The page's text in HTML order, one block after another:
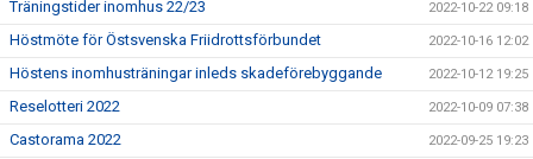
Träningstider inomhus 22/23 2022-10-22 09:18
Höstmöte för Östsvenska Friidrottsförbundet 2022-10-16 12:02
Höstens inomhusträningar inleds skadeförebyggande 2022-10-12 19:25
Reselotteri 2022 2022-10-09 07:38
Castorama 2022 2022-09-25 19:23